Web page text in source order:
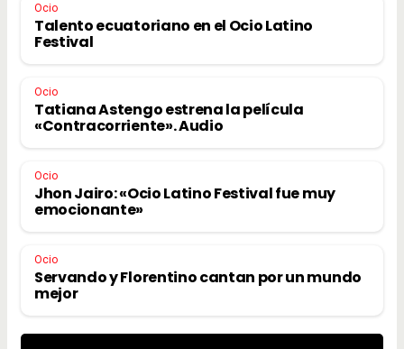
Ocio
Talento ecuatoriano en el Ocio Latino
Festival
Ocio
Tatiana Astengo estrena la película
«Contracorriente». Audio
Ocio
Jhon Jairo: «Ocio Latino Festival fue muy
emocionante»
Ocio
Servando y Florentino cantan por un mundo
mejor